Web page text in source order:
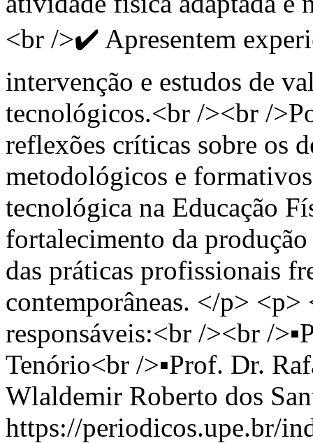
<br />✔️ Apresentem
intervenção e estudos de
tecnológicos.<br /><br /
reflexões críticas sobre os
metodológicos e
tecnológica na Educação
fortalecimento da
das práticas profissionais
contemporâneas. </p> <p>
responsáveis:<br /><br /
Tenório<br />▪️Prof. Dr.
Wlaldemir Roberto dos
https://periodicos.upe.br/